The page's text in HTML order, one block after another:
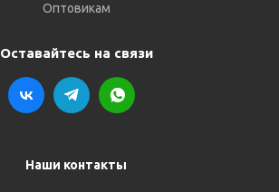
Оптовикам
Оставайтесь на связи
Наши контакты